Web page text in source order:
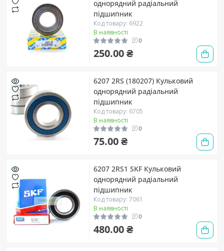
однорядний радіальний
підшипник
Код товару: 6922
В наявності
0
250.00 ₴
6207 2RS (180207) Кульковий
однорядний радіальний
підшипник
Код товару: 6705
В наявності
0
75.00 ₴
6207 2RS1 SKF Кульковий
однорядний радіальний
підшипник
Код товару: 7061
В наявності
0
480.00 ₴